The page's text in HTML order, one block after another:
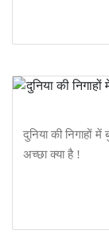
दुनिया की निगाहों
अच्छा क्या है !